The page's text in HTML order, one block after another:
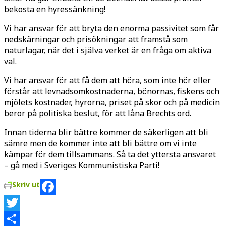
bekosta en hyressänkning!
Vi har ansvar för att bryta den enorma passivitet som får
nedskärningar och prisökningar att framstå som
naturlagar, när det i själva verket är en fråga om aktiva
val.
Vi har ansvar för att få dem att höra, som inte hör eller
förstår att levnadsomkostnaderna, bönornas, fiskens och
mjölets kostnader, hyrorna, priset på skor och på medicin
beror på politiska beslut, för att låna Brechts ord.
Innan tiderna blir bättre kommer de säkerligen att bli
sämre men de kommer inte att bli bättre om vi inte
kämpar för dem tillsammans. Så ta det yttersta ansvaret
– gå med i Sveriges Kommunistiska Parti!
Skriv ut
Facebook
Twitter